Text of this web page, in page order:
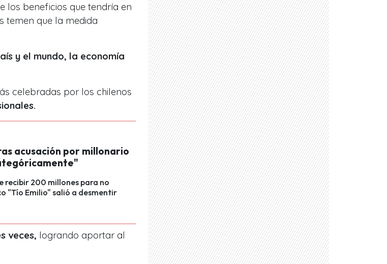
los beneficios que tendría en
temen que la medida
y el mundo, la economía
celebradas por los chilenos
acusación por millonario
recibir 200 millones para no
"Tío Emilio" salió a desmentir
veces, logrando aportar al